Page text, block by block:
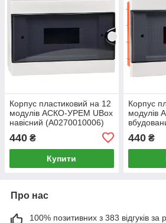
Корпус пластиковий на 12
модулів АСКО-УРЕМ UBox
навісний (A0270010006)
440 ₴
Купити
Корпус
модулів
440₴
Про нас
100% позитивних з 383 відгуків за